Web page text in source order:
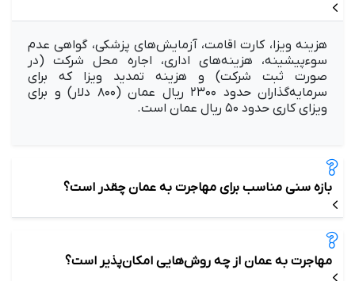
هزینه ویزا، کارت اقامت، آزمایش‌های پزشکی، گواهی عدم
سوءپیشینه، هزینه‌های اداری، اجاره محل شرکت (در
صورت ثبت شرکت) و هزینه تمدید ویزا که برای
سرمایه‌گذاران حدود ۲۳۰۰ ریال عمان (۸۰۰ دلار) و برای
ویزای کاری حدود ۵۰ ریال عمان است.
بازه سنی مناسب برای مهاجرت به عمان چقدر است؟
مهاجرت به عمان از چه روش‌هایی امکان‌پذیر است؟